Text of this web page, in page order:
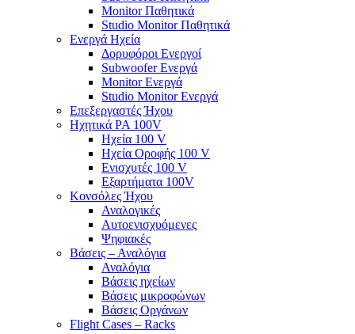
Monitor Παθητικά
Studio Monitor Παθητικά
Ενεργά Ηχεία
Δορυφόροι Ενεργοί
Subwoofer Ενεργά
Monitor Ενεργά
Studio Monitor Ενεργά
Επεξεργαστές Ήχου
Ηχητικά PA 100V
Ηχεία 100 V
Ηχεία Οροφής 100 V
Ενισχυτές 100 V
Εξαρτήματα 100V
Κονσόλες Ήχου
Αναλογικές
Αυτοενισχυόμενες
Ψηφιακές
Βάσεις – Αναλόγια
Αναλόγια
Βάσεις ηχείων
Βάσεις μικροφώνων
Βάσεις Οργάνων
Flight Cases – Racks